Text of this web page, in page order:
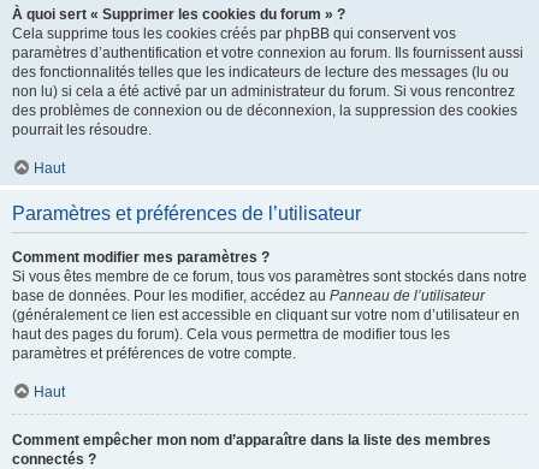
À quoi sert « Supprimer les cookies du forum » ?
Cela supprime tous les cookies créés par phpBB qui conservent vos
paramètres d’authentification et votre connexion au forum. Ils fournissent aussi
des fonctionnalités telles que les indicateurs de lecture des messages (lu ou
non lu) si cela a été activé par un administrateur du forum. Si vous rencontrez
des problèmes de connexion ou de déconnexion, la suppression des cookies
pourrait les résoudre.
Haut
Paramètres et préférences de l’utilisateur
Comment modifier mes paramètres ?
Si vous êtes membre de ce forum, tous vos paramètres sont stockés dans notre
base de données. Pour les modifier, accédez au Panneau de l’utilisateur
(généralement ce lien est accessible en cliquant sur votre nom d’utilisateur en
haut des pages du forum). Cela vous permettra de modifier tous les
paramètres et préférences de votre compte.
Haut
Comment empêcher mon nom d’apparaître dans la liste des membres
connectés ?